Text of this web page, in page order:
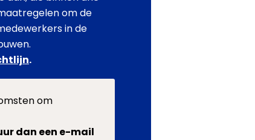
om de
in de
.
om
dan een e-mail